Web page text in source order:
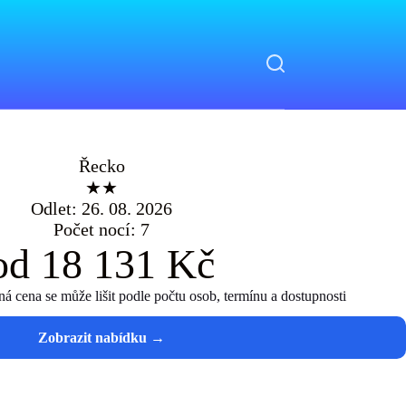
Řecko
★★
Odlet: 26. 08. 2026
Počet nocí: 7
18 131 Kč
cena se může lišit podle počtu osob, termínu a dostupnosti